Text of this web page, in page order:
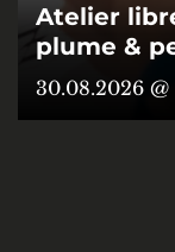
Atelier
plume &
30.08.2026 @